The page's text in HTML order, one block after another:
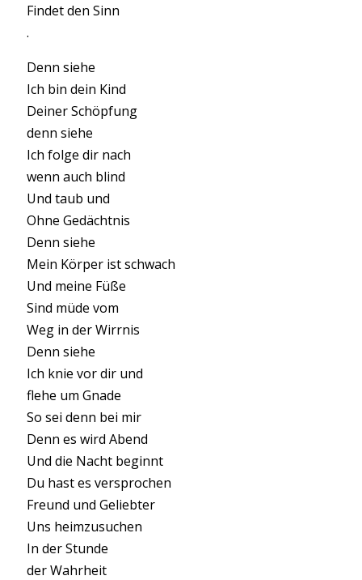
Findet den Sinn
.
Denn siehe
Ich bin dein Kind
Deiner Schöpfung
denn siehe
Ich folge dir nach
wenn auch blind
Und taub und
Ohne Gedächtnis
Denn siehe
Mein Körper ist schwach
Und meine Füße
Sind müde vom
Weg in der Wirrnis
Denn siehe
Ich knie vor dir und
flehe um Gnade
So sei denn bei mir
Denn es wird Abend
Und die Nacht beginnt
Du hast es versprochen
Freund und Geliebter
Uns heimzusuchen
In der Stunde
der Wahrheit